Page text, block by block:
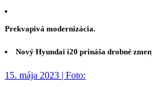
Prekvapivá modernizácia.
Nový Hyundai i20 prináša drobné
15. mája 2023 | Foto: